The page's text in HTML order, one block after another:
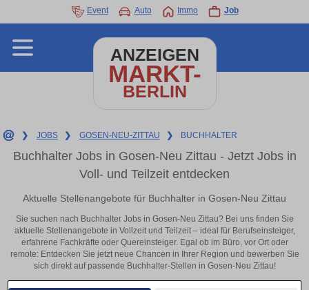
Event Auto Immo Job
ANZEIGEN
MARKT-
BERLIN
❯ JOBS ❯ GOSEN-NEU-ZITTAU ❯ BUCHHALTER
Buchhalter Jobs in Gosen-Neu Zittau - Jetzt Jobs in
Voll- und Teilzeit entdecken
Aktuelle Stellenangebote für Buchhalter in Gosen-Neu Zittau
Sie suchen nach Buchhalter Jobs in Gosen-Neu Zittau? Bei uns finden Sie
aktuelle Stellenangebote in Vollzeit und Teilzeit – ideal für Berufseinsteiger,
erfahrene Fachkräfte oder Quereinsteiger. Egal ob im Büro, vor Ort oder
remote: Entdecken Sie jetzt neue Chancen in Ihrer Region und bewerben Sie
sich direkt auf passende Buchhalter-Stellen in Gosen-Neu Zittau!